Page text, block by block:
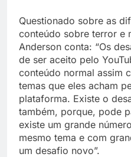
Questionado sobre as
conteúdo sobre terror e
Anderson conta: “Os
de ser aceito pelo
conteúdo normal assim
temas que eles acham
plataforma. Existe o
também, porque, pode
existe um grande
mesmo tema e com
um desafio novo”.